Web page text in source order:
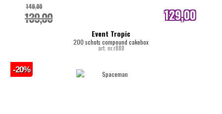
Event Tropic
200 schots compound cakebox
art. nr.r880
139,00
149,00 129,00
internetprijs
-20%